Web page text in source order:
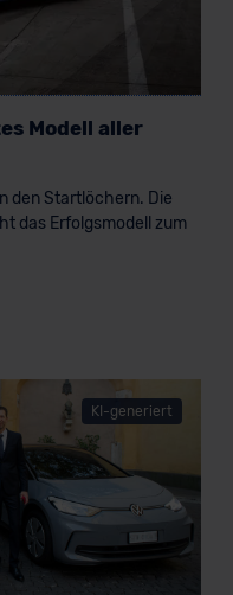
Modell aller
den Startlöchern. Die
das Erfolgsmodell zum
KI-generiert